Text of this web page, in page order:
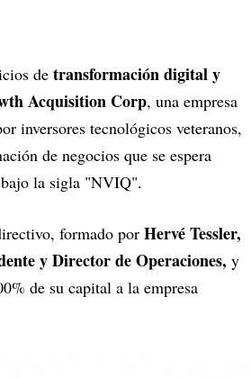
de transformación digital y
Acquisition Corp, una empresa
inversores tecnológicos veteranos,
de negocios que se espera
bajo la sigla "NVIQ".
formado por Hervé Tessler,
y Director de Operaciones, y
de su capital a la empresa